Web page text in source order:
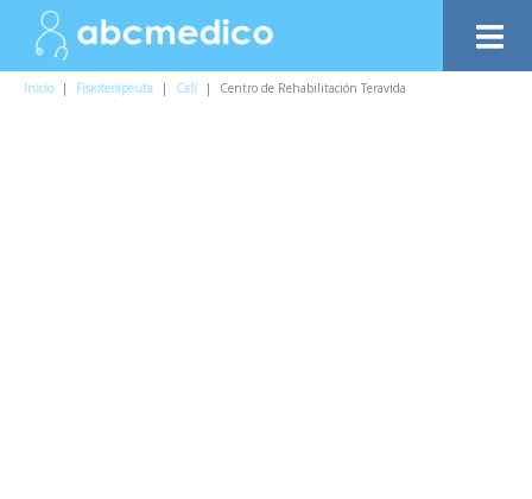
Inicio | Fisioterapeuta | Calí | Centro de Rehabilitación Teravida